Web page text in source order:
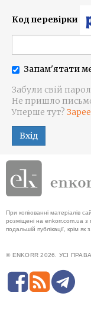
Код перевірки
Запам'ятати
Забули свій
Не пришло
Уперше тут?
Вхід
При копіюванні матеріалів
розміщені на enkorr.com.ua з
подальшій публікації, крім як
© ENKORR 2026. УСІ